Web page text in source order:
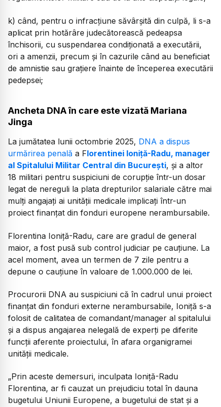
k) când, pentru o infracţiune săvârşită din culpă, li s-a
aplicat prin hotărâre judecătorească pedeapsa
închisorii, cu suspendarea condiţionată a executării,
ori a amenzii, precum şi în cazurile când au beneficiat
de amnistie sau graţiere înainte de începerea executării
pedepsei;
Ancheta DNA în care este vizată Mariana
Jinga
La jumătatea lunii octombrie 2025, DNA a dispus
urmărirea penală a Florentinei Ioniță-Radu, manager
al Spitalului Militar Central din București, și a altor
18 militari pentru suspiciuni de corupție într-un dosar
legat de nereguli la plata drepturilor salariale către mai
mulți angajați ai unității medicale implicați într-un
proiect finanțat din fonduri europene nerambursabile.
Florentina Ioniță-Radu, care are gradul de general
maior, a fost pusă sub control judiciar pe cauțiune. La
acel moment, avea un termen de 7 zile pentru a
depune o cauțiune în valoare de 1.000.000 de lei.
Procurorii DNA au suspiciuni că în cadrul unui proiect
finanțat din fonduri externe nerambursabile, Ioniță s-a
folosit de calitatea de comandant/manager al spitalului
și a dispus angajarea nelegală de experți pe diferite
funcții aferente proiectului, în afara organigramei
unității medicale.
„Prin aceste demersuri, inculpata Ioniță-Radu
Florentina, ar fi cauzat un prejudiciu total în dauna
bugetului Uniunii Europene, a bugetului de stat și a